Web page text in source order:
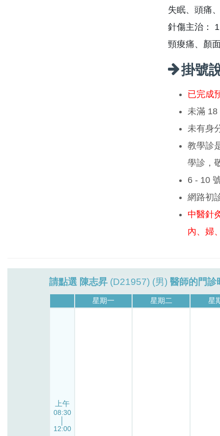
失眠、頭痛
針傷主治：
頸痠痛、顏
掛號
已完成
未滿 18
未有身
教學診
學診，
6 - 10
網路初
中醫針
內、婦